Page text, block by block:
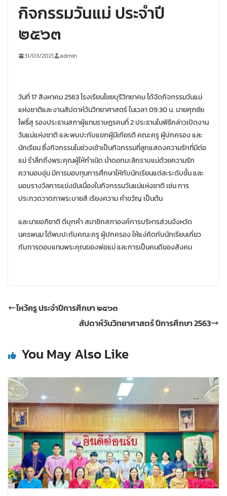
กิจกรรมวันแม่ ประจำปี
๒๕๖๓
31/03/2021 admin
วันที่ 17 สิงหาคม 2563 โรงเรียนไชยบุรีวิทยาคม ได้จัดกิจกรรมวันแม่
แห่งชาติและงานสัปดาห์วันวิทยาศาสตร์ ในเวลา 09.30 น. นายศุภชัย
โพธิ์สุ รองประธานสภาผู้แทนราษฏรคนที่ 2 ประธานในพิธีกล่าวเปิดงาน
วันแม่แห่งชาติ และพบปะกับแขกผู้มีเกียรติ คณะครู ผู้ปกครอง และ
นักเรียน ซึ่งกิจกรรมในช่วงเช้าเป็นกิจกรรมที่ลูกแสดงความรักที่มีต่อ
แม่ รำลึกถึงพระคุณผู้ให้กำเนิด นำดอกมะลิกราบแม่ด้วยความรัก
ความอบอุ่น มีการมอบทุนการศึกษาให้กับนักเรียนแต่ละระดับชั้น และ
มอบรางวัลการแข่งขันเนื่องในกิจกรรมวันแม่แห่งชาติ เช่น การ
ประกวดวาดภาพระบายสี เรียงความ คำขวัญ เป็นต้น
และนายอภิชาติ ดีบุกคำ สมาชิกสภาองค์การบริหารส่วนจังหวัด
นครพนม ได้พบปะกับคณะครู ผู้ปกครอง ให้แง่คิดกับนักเรียนเกี่ยว
กับการตอบแทนพระคุณของพ่อแม่ และการเป็นคนดีของสังคม
ไหว้ครู ประจำปีการศึกษา ๒๕๖๓
สัปดาห์วันวิทยาศาสตร์ ปีการศึกษา 2563
You May Also Like